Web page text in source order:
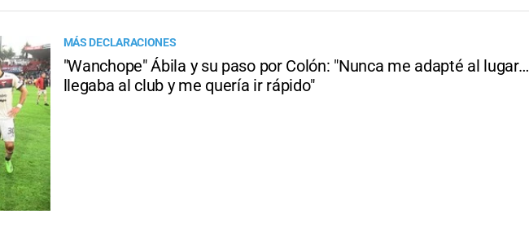
MÁS DECLARACIONES
"Wanchope" Ábila y su paso por Colón: "Nunca me adapté al lugar…
llegaba al club y me quería ir rápido"